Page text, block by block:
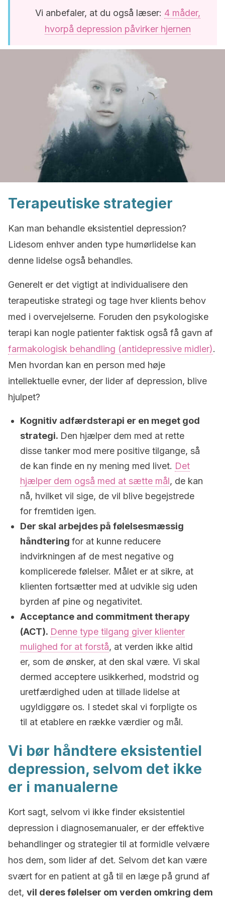
Vi anbefaler, at du også læser: 4 måder,
hvorpå depression påvirker hjernen
Terapeutiske strategier
Kan man behandle eksistentiel depression?
Lidesom enhver anden type humørlidelse kan
denne lidelse også behandles.
Generelt er det vigtigt at individualisere den
terapeutiske strategi og tage hver klients behov
med i overvejelserne. Foruden den psykologiske
terapi kan nogle patienter faktisk også få gavn af
farmakologisk behandling (antidepressive midler).
Men hvordan kan en person med høje
intellektuelle evner, der lider af depression, blive
hjulpet?
Kognitiv adfærdsterapi er en meget god
strategi. Den hjælper dem med at rette
disse tanker mod mere positive tilgange, så
de kan finde en ny mening med livet. Det
hjælper dem også med at sætte mål, de kan
nå, hvilket vil sige, de vil blive begejstrede
for fremtiden igen.
Der skal arbejdes på følelsesmæssig
håndtering for at kunne reducere
indvirkningen af de mest negative og
komplicerede følelser. Målet er at sikre, at
klienten fortsætter med at udvikle sig uden
byrden af pine og negativitet.
Acceptance and commitment therapy
(ACT). Denne type tilgang giver klienter
mulighed for at forstå, at verden ikke altid
er, som de ønsker, at den skal være. Vi skal
dermed acceptere usikkerhed, modstrid og
uretfærdighed uden at tillade lidelse at
ugyldiggøre os. I stedet skal vi forpligte os
til at etablere en række værdier og mål.
Vi bør håndtere eksistentiel
depression, selvom det ikke
er i manualerne
Kort sagt, selvom vi ikke finder eksistentiel
depression i diagnosemanualer, er der effektive
behandlinger og strategier til at formidle velvære
hos dem, som lider af det. Selvom det kan være
svært for en patient at gå til en læge på grund af
det, vil deres følelser om verden omkring dem